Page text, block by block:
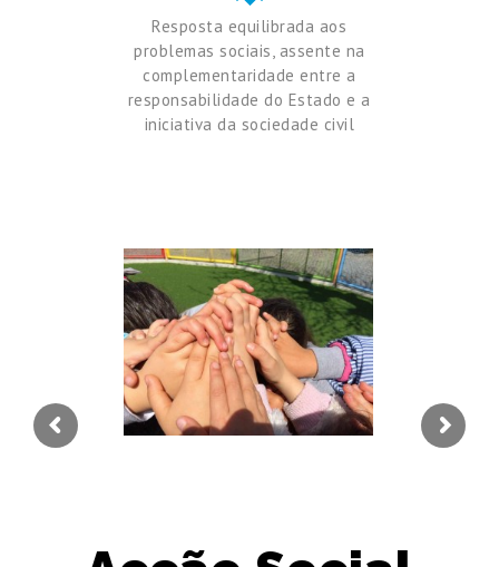
sobre qualquer outra matéria para que sejam solicitados
pela Direção;
No plano externo, apoio às Instituições, suas Uniões e
Federações, no que respeita quer à interpretação das
competências, incompatibilidades, mandatos ou outras, quer
ainda às relações das Instituições com as autoridades de
regulação relativamente a matérias que, pela densidade com
que ocorram, assumam interesse geral, nomeadamente no que
toca ao exercício da competência inspetiva ou fiscalizadora por
parte de tais entidades.
Resposta equilibrada aos
problemas sociais, assente na
complementaridade entre a
responsabilidade do Estado e a
iniciativa da sociedade civil